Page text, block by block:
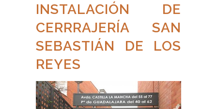
INSTALACIÓN DE
CERRRAJERÍA SAN
SEBASTIÁN DE LOS
REYES